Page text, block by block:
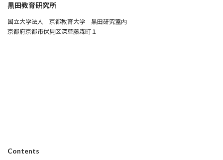
黒田教育研究所
国立大学法人 京都教育大学 黒田研究室内
京都府京都市伏見区深草藤森町１
Contents